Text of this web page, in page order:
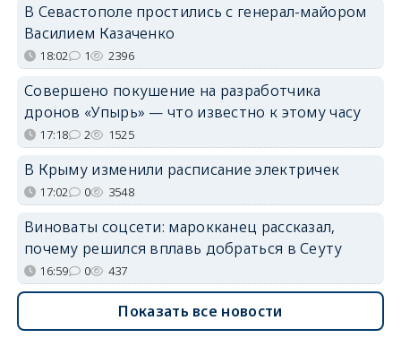
В Севастополе простились с генерал-майором
Василием Казаченко
18:02 1 2396
Совершено покушение на разработчика
дронов «Упырь» — что известно к этому часу
17:18 2 1525
В Крыму изменили расписание электричек
17:02 0 3548
Виноваты соцсети: марокканец рассказал,
почему решился вплавь добраться в Сеуту
16:59 0 437
Показать все новости